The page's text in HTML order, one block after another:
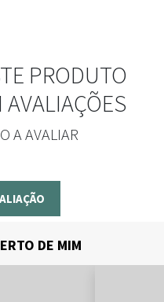
PRODUTO
A AVALIAR
DE MIM